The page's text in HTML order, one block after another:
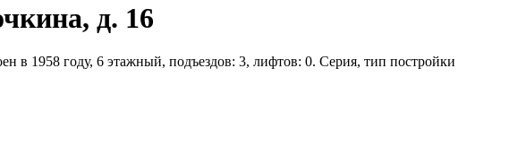
д. 16
в 1958 году, 6 этажный, подъездов: 3, лифтов: 0. Серия, тип постройки